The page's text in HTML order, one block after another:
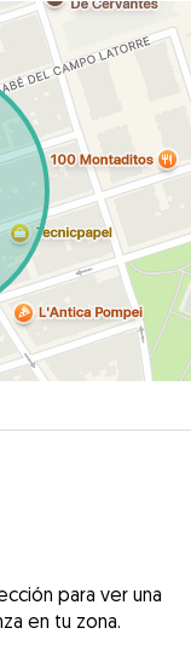
para ver una
en tu zona.